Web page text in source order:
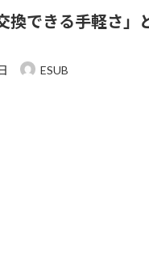
換できる手軽さ
ESUB